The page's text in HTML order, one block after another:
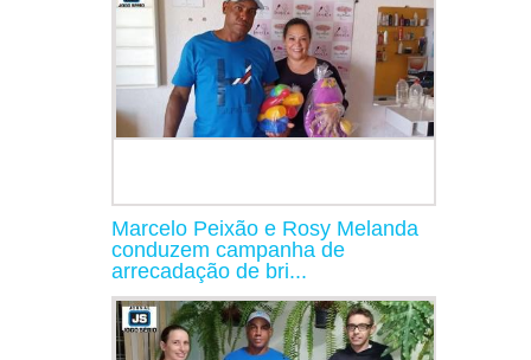
Marcelo Peixão e Rosy Melanda
conduzem campanha de
arrecadação de bri...